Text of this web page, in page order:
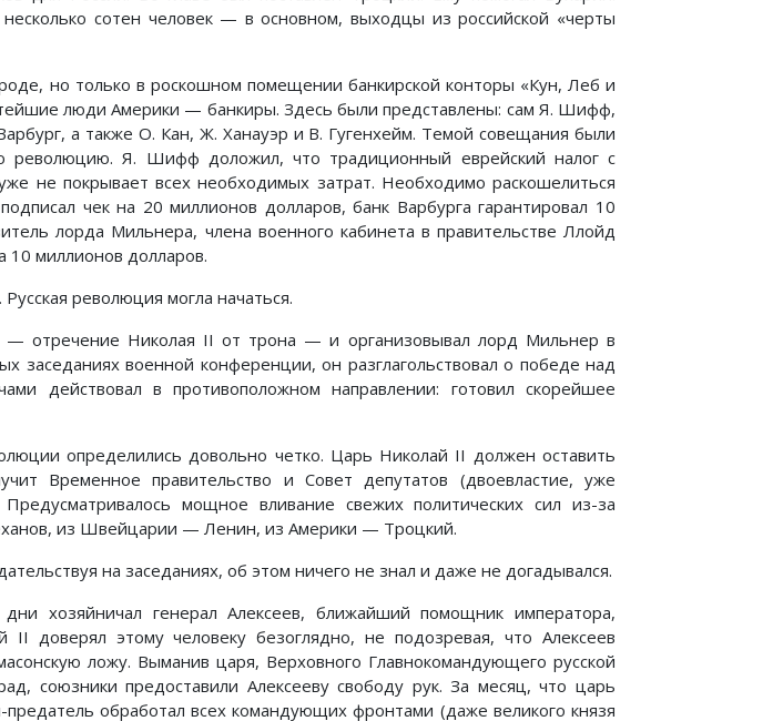
сотен человек — в основном, выходцы из российской «черты
но только в роскошном помещении банкирской конторы «Кун, Леб и
люди Америки — банкиры. Здесь были представлены: сам Я. Шифф,
а также О. Кан, Ж. Ханауэр и В. Гугенхейм. Темой совещания были
революцию. Я. Шифф доложил, что традиционный еврейский налог с
не покрывает всех необходимых затрат. Необходимо раскошелиться
чек на 20 миллионов долларов, банк Варбурга гарантировал 10
лорда Мильнера, члена военного кабинета в правительстве Ллойд
миллионов долларов.
революция могла начаться.
отречение Николая II от трона — и организовывал лорд Мильнер в
заседаниях военной конференции, он разглагольствовал о победе над
действовал в противоположном направлении: готовил скорейшее
определились довольно четко. Царь Николай II должен оставить
Временное правительство и Совет депутатов (двоевластие, уже
мощное вливание свежих политических сил из-за
из Швейцарии — Ленин, из Америки — Троцкий.
на заседаниях, об этом ничего не знал и даже не догадывался.
хозяйничал генерал Алексеев, ближайший помощник императора,
II доверял этому человеку безоглядно, не подозревая, что Алексеев
ложу. Выманив царя, Верховного Главнокомандующего русской
союзники предоставили Алексееву свободу рук. За месяц, что царь
предатель обработал всех командующих фронтами (даже великого князя